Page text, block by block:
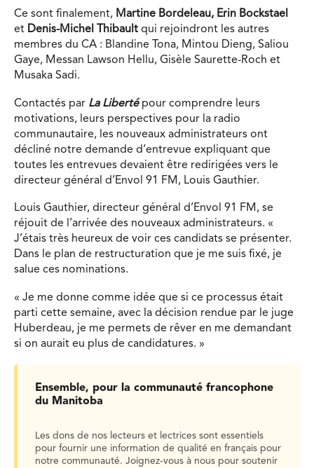
Ce sont finalement, Martine Bordeleau, Erin Bockstael
et Denis-Michel Thibault qui rejoindront les autres
membres du CA : Blandine Tona, Mintou Dieng, Saliou
Gaye, Messan Lawson Hellu, Gisèle Saurette-Roch et
Musaka Sadi.
Contactés par La Libertépour comprendre leurs
motivations, leurs perspectives pour la radio
communautaire, les nouveaux administrateurs ont
décliné notre demande d’entrevue expliquant que
toutes les entrevues devaient être redirigées vers le
directeur général d’Envol 91 FM, Louis Gauthier.
Louis Gauthier, directeur général d’Envol 91 FM, se
réjouit de l’arrivée des nouveaux administrateurs. «
J’étais très heureux de voir ces candidats se présenter.
Dans le plan de restructuration que je me suis fixé, je
salue ces nominations.
« Je me donne comme idée que si ce processus était
parti cette semaine, avec la décision rendue par le juge
Huberdeau, je me permets de rêver en me demandant
si on aurait eu plus de candidatures. »
Ensemble, pour la communauté francophone
du Manitoba
Les dons de nos lecteurs et lectrices sont essentiels
pour fournir une information de qualité en français pour
notre communauté. Joignez-vous à nous pour soutenir